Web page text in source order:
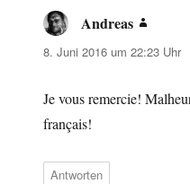
Andreas
8. Juni 2016 um 22:23 Uhr
Je vous remercie!
français!
Antworten